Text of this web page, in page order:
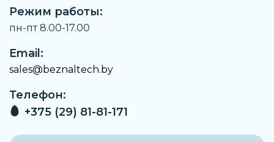
Режим работы:
пн-пт 8.00-17.00
Email:
sales@beznaltech.by
Телефон:
+375 (29) 81-81-171